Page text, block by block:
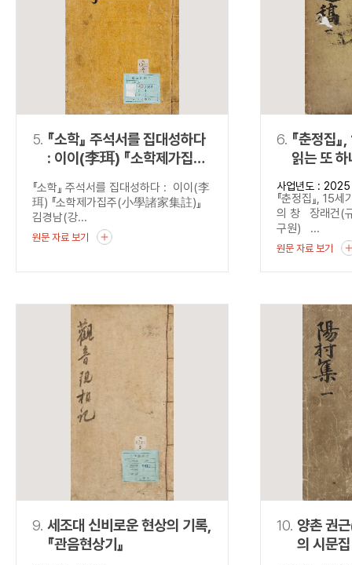
5. 『소학』 주석서를 집대성하다
: 이이(李珥) 『소학제가집주
『소학』 주석서를 집대성하다 : 이이(李
珥) 『소학제가집주(小學諸家集註)』
김경남(강...
원문 자료 보기
6. 『춘정집
읽는 또
사업년도 : 2025
『춘정집』, 15
의 창 장래건(
구원) ...
원문 자료 보기
9. 세조대 신비로운 현상의 기록,
『관음현상기』
10. 양촌 권
의 시문집